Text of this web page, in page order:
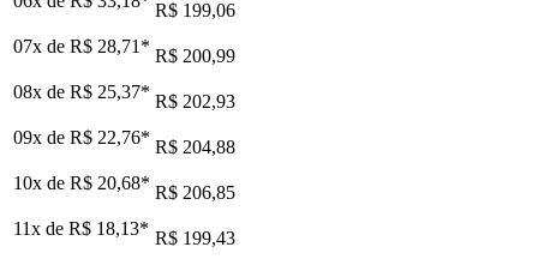
R$ 199,06
07x de R$ 28,71 * R$ 200,99
08x de R$ 25,37* R$ 202,93
09x de R$ 22,76* R$ 204,88
10x de R$ 20,68* R$ 206,85
11x de R$ 18,13* R$ 199,43